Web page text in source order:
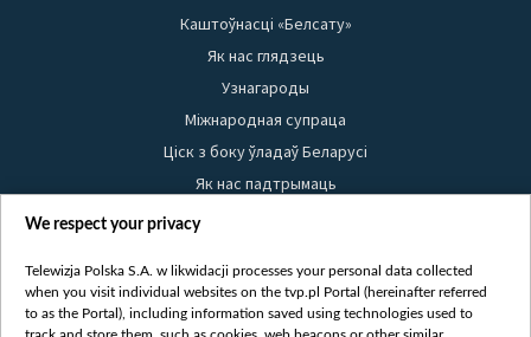
Каштоўнасці «Белсату»
Як нас глядзець
Узнагароды
Міжнародная супраца
Ціск з боку ўладаў Беларусі
Як нас падтрымаць
Правілы выкарыстання матэрыялаў
Бяспека
Youtube
We respect your privacy
Telewizja Polska S.A. w likwidacji processes your personal data collected
when you visit individual websites on the tvp.pl Portal (hereinafter referred
to as the Portal), including information saved using technologies used to